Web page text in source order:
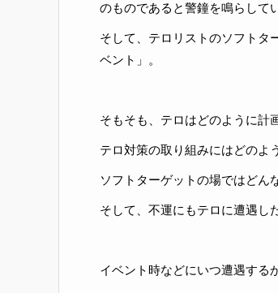
のものであると警鐘を鳴らして
そして、テロリストのソフトタ
ベント」。
そもそも、 テロはどのように計
テロ対策の取り組みにはどのよ
ソフトターゲットの場ではどん
そして、不運にもテロに遭遇し
イベント時などにいつ遭遇する